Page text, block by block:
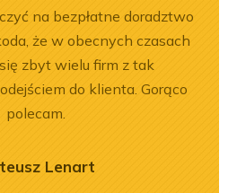
na bezpłatne doradztwo
że w obecnych czasach
zbyt wielu firm z tak
do klienta. Gorąco
polecam.
Lenart